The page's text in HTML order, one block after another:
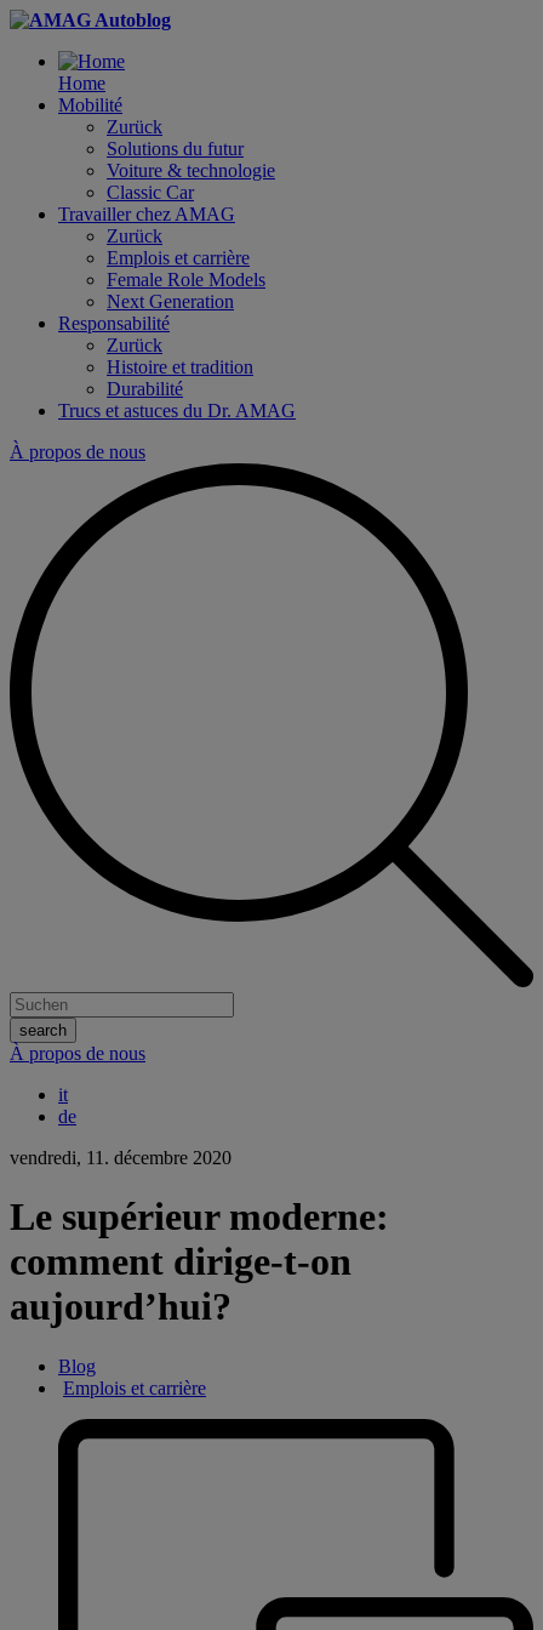
Open
Nav
AMAG
Home
Mobilité
Zurück
Solutions du futur
Voiture & technologie
Classic Car
Travailler chez AMAG
Zurück
Emplois et carrière
Female Role Models
Next Generation
Responsabilité
Zurück
Histoire et tradition
Durabilité
Trucs et astuces du Dr. AMAG
À propos de nous
À propos de nous
it
de
vendredi, 11. décembre 2020
Le supérieur moderne:
comment dirige-t-on
aujourd’hui?
Blog
Emplois et carrière